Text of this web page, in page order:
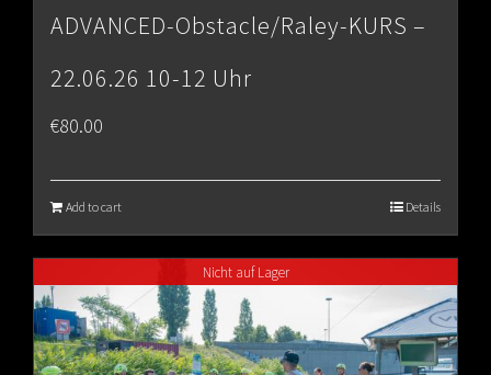
ADVANCED-Obstacle/Raley-KURS –
22.06.26 10-12 Uhr
€80.00
Add to cart Details
Nicht auf Lager